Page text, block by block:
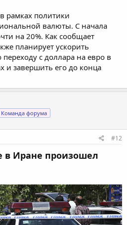
рамках политики
валюты. С начала
на 20%. Как сообщает
планирует ускорить
с доллара на евро в
и завершить его до конца
Команда форума
#12
в Иране произошел